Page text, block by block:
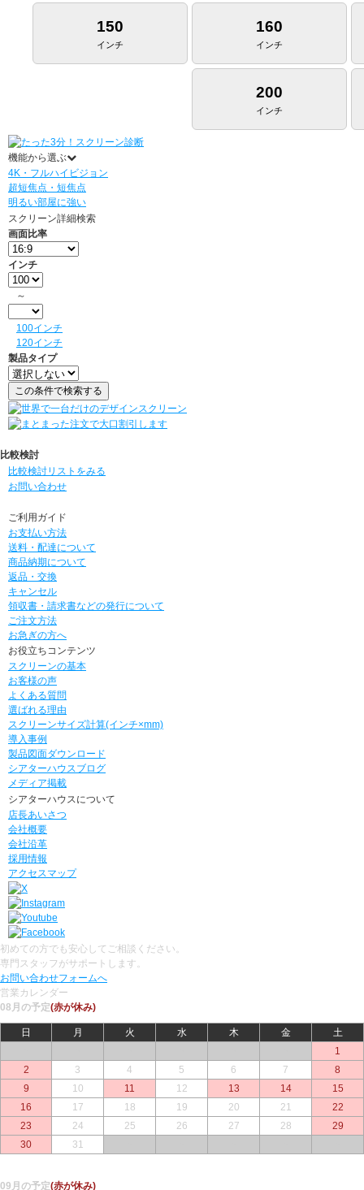
150
インチ
160
インチ
200
インチ
機能から選ぶ
4K・フルハイビジョン
超短焦点・短焦点
明るい部屋に強い
スクリーン詳細検索
画面比率
インチ
～
100インチ
120インチ
製品タイプ
比較検討
比較検討リストをみる
お問い合わせ
ご利用ガイド
お支払い方法
送料・配達について
商品納期について
返品・交換
キャンセル
領収書・請求書などの発行について
ご注文方法
お急ぎの方へ
お役立ちコンテンツ
スクリーンの基本
お客様の声
よくある質問
選ばれる理由
スクリーンサイズ計算(インチ×mm)
導入事例
製品図面ダウンロード
シアターハウスブログ
メディア掲載
シアターハウスについて
店長あいさつ
会社概要
会社沿革
採用情報
アクセスマップ
初めての方でも安心してご相談ください。
専門スタッフがサポートします。
お問い合わせフォームへ
営業カレンダー
08月の予定(赤が休み)
日 月 火 水 木 金
土
1
2
3 4 5 6 7
8
9
10 11 12 13 14
15
16
17 18 19 20 21
22
23
24 25 26 27 28
29
30
31
09月の予定(赤が休み)